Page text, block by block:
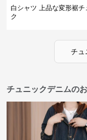
白シャツ 上品な変形裾チ
ク
チュ
チュニックデニムの